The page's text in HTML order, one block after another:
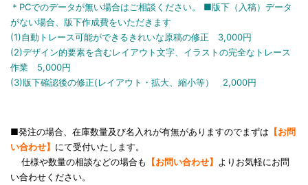
＊PCでのデータが無い場合はご相談ください。 ■版下（入稿）データ
がない場合、版下作成費をいただきます
(1)自動トレース可能ができるきれいな原稿の修正 3,000円
(2)デザイン的要素を含むレイアウト文字、イラストの完全なトレース
作業 5,000円
(3)版下確認後の修正(レイアウト・拡大、縮小等） 2,000円
■発注の場合、在庫数量及び名入れが有無がありますのでまずは 【お問
い合わせ】 にて受付いたします。
仕様や数量の相談などの場合も
【お問い合わせ】
よりお気軽にお問
い合わせください。